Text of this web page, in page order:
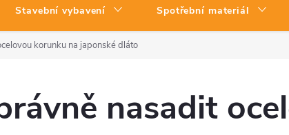
Stavební vybavení Spotřební materiál
korunku na japonské dláto
nasadit